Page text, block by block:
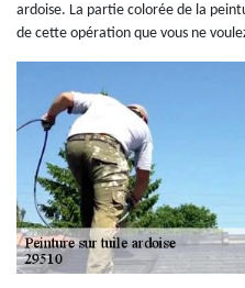
ardoise. La partie colorée de la
de cette opération que vous ne